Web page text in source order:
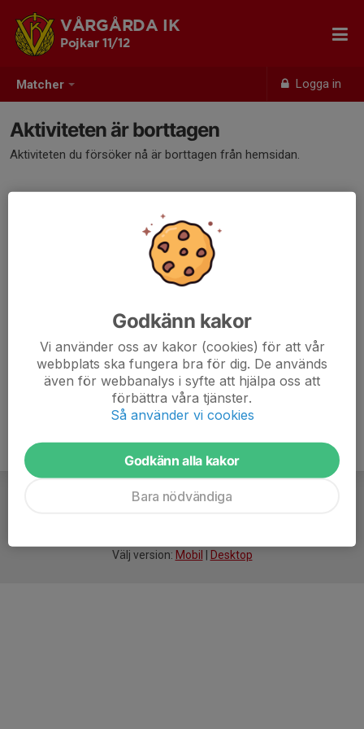
Matcher Logga in
VÅRGÅRDA IK
Pojkar 11/12
Aktiviteten är borttagen
Aktiviteten du försöker nå är borttagen från hemsidan.
Välj version: Mobil Desktop
Godkänn kakor
Vi använder oss av kakor (cookies) för att vår
webbplats ska fungera bra för dig. De används
även för webbanalys i syfte att hjälpa oss att
förbättra våra tjänster.
Så använder vi cookies
Godkänn alla kakor
Bara nödvändiga